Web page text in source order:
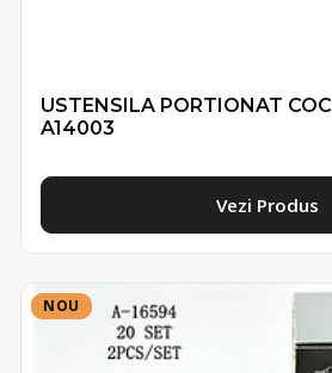
USTENSILA PORTIONAT
A14003
Vezi Produs
NOU
NOU